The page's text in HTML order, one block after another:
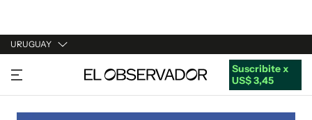
URUGUAY
URUGUAY
ARGENTINA
Suscribite x
US$ 3,45